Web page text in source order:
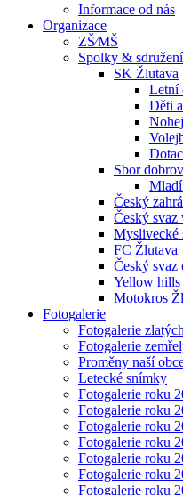
Informace od nás
Organizace
ZŠ⁄MŠ
Spolky & sdružení
SK Žlutava
Letní
Děti
Sbor
Český
Český svaz
Myslivecké
FC Žlutava
Český svaz
Yellow hills
Motokros
Fotogalerie
Fotogalerie
Fotogalerie
Proměny naší
Letecké snímky
Fotogalerie roku
Fotogalerie roku
Fotogalerie roku
Fotogalerie roku
Fotogalerie roku
Fotogalerie roku
Fotogalerie roku